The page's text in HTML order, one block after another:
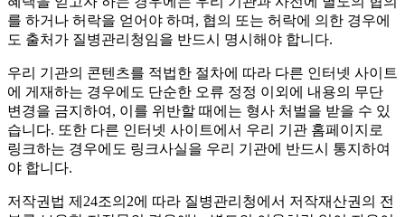
를 하거나 허락을 얻어야 하며, 협의 또는 허락에 의한 경우에
도 출처가 질병관리청임을 반드시 명시해야 합니다.
우리 기관의 콘텐츠를 적법한 절차에 따라 다른 인터넷 사이트
에 게재하는 경우에도 단순한 오류 정정 이외에 내용의 무단
변경을 금지하여, 이를 위반할 때에는 형사 처벌을 받을 수 있
습니다. 또한 다른 인터넷 사이트에서 우리 기관 홈페이지로
링크하는 경우에도 링크사실을 우리 기관에 반드시 통지하여
야 합니다.
저작권법 제24조의2에 따라 질병관리청에서 저작재산권의 전